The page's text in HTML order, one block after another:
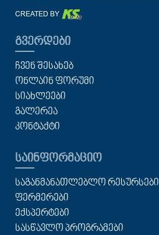
CREATED BY
ᲒᲕᲔᲠᲓᲔᲑᲘ
ᲩᲕᲔᲜ ᲨᲔᲡᲐᲮᲔᲑ
ᲝᲜᲚᲐᲘᲜ ᲤᲝᲠᲣᲛᲘ
ᲡᲘᲐᲮᲚᲔᲔᲑᲘ
ᲒᲐᲚᲔᲠᲔᲐ
ᲙᲝᲜᲢᲐᲥᲢᲘ
ᲡᲐᲘᲜᲤᲝᲠᲛᲐᲪᲘᲝ
ᲡᲐᲒᲐᲜᲛᲐᲜᲐᲗᲚᲔᲑᲚᲝ ᲠᲔᲡᲣᲠᲡᲔᲑᲘ
ᲤᲔᲠᲛᲔᲠᲔᲑᲘ
ᲔᲥᲡᲞᲔᲠᲢᲔᲑᲘ
ᲡᲐᲡᲬᲐᲕᲚᲝ ᲞᲠᲝᲒᲠᲐᲛᲔᲑᲘ